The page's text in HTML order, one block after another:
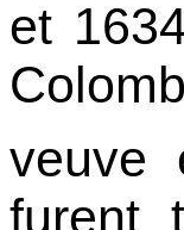
et
veuve
furent